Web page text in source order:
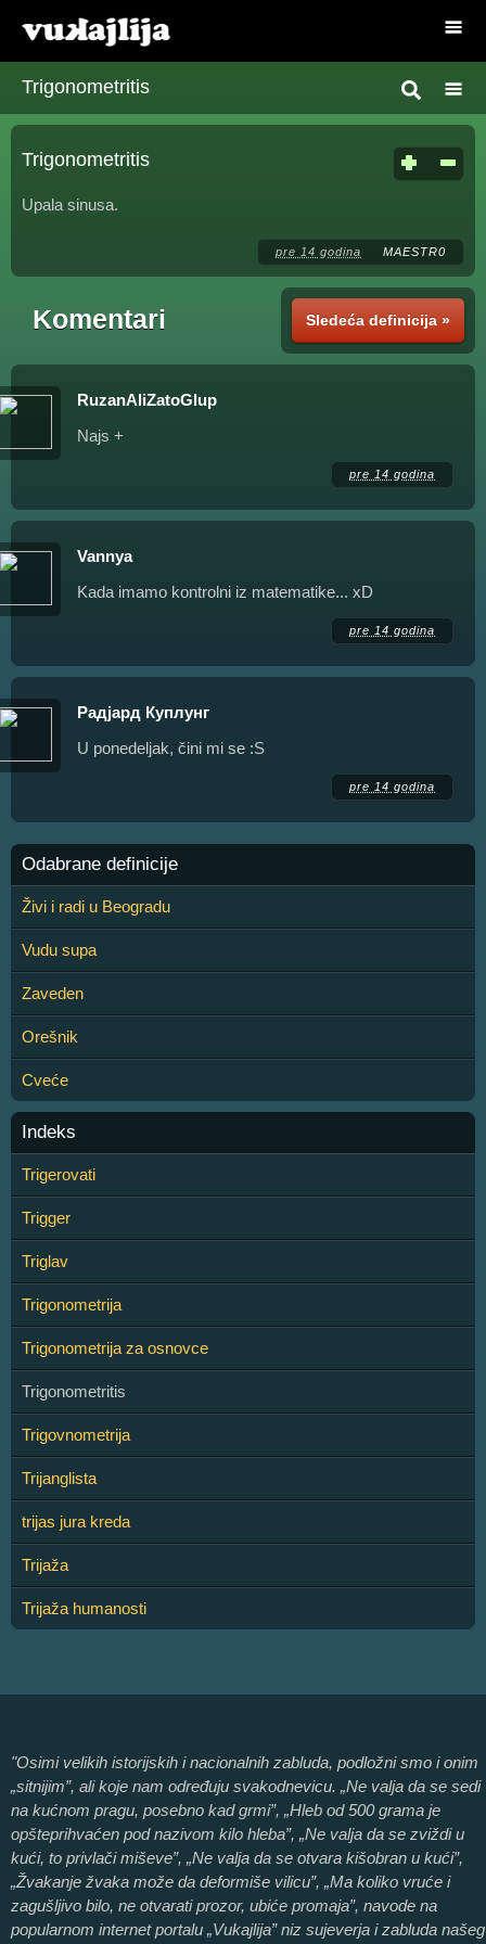
Trigonometritis
Trigonometritis
Upala sinusa.
pre 14 godina MAESTR0
Sledeća definicija »
Komentari
RuzanAliZatoGlup
Najs +
pre 14 godina
Vannya
Kada imamo kontrolni iz matematike... xD
pre 14 godina
Радјард Куплунг
U ponedeljak, čini mi se :S
pre 14 godina
Odabrane definicije
Živi i radi u Beogradu
Vudu supa
Zaveden
Orešnik
Cveće
Indeks
Trigerovati
Trigger
Triglav
Trigonometrija
Trigonometrija za osnovce
Trigonometritis
Trigovnometrija
Trijanglista
trijas jura kreda
Trijaža
Trijaža humanosti
"Osimi velikih istorijskih i nacionalnih zabluda, podložni smo i onim
„sitnijim”, ali koje nam određuju svakodnevicu. „Ne valja da se sedi
na kućnom pragu, posebno kad grmi”, „Hleb od 500 grama je
opšteprihvaćen pod nazivom kilo hleba”, „Ne valja da se zviždi u
kući, to privlači miševe”, „Ne valja da se otvara kišobran u kući”,
„Žvakanje žvaka može da deformiše vilicu”, „Ma koliko vruće i
zagušljivo bilo, ne otvarati prozor, ubiće promaja”, navode na
popularnom internet portalu „Vukajlija” niz sujeverja i zabluda našeg